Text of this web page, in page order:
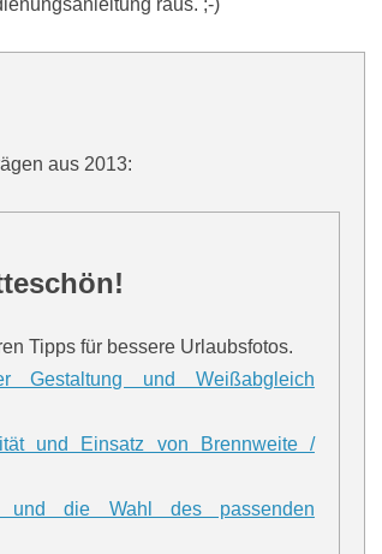
raus. ;-)
aus 2013:
Tipps für bessere Urlaubsfotos.
und Weißabgleich
und Einsatz von Brennweite /
die Wahl des passenden